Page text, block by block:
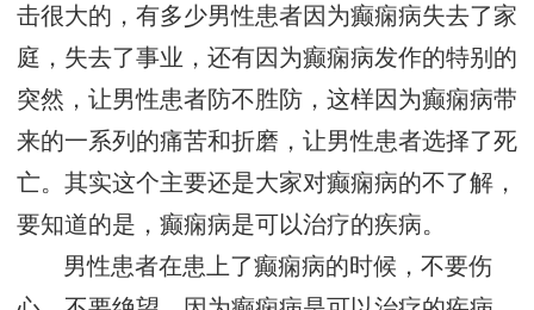
击很大的，有多少男性患者因为癫痫病失去了家
庭，失去了事业，还有因为癫痫病发作的特别的
突然，让男性患者防不胜防，这样因为癫痫病带
来的一系列的痛苦和折磨，让男性患者选择了死
亡。其实这个主要还是大家对癫痫病的不了解，
要知道的是，癫痫病是可以治疗的疾病。
男性患者在患上了癫痫病的时候，不要伤